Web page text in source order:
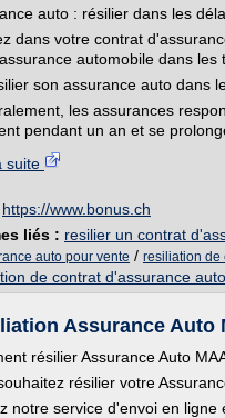
auto : résilier dans les
dans votre contrat
automobile dans les
son assurance auto dans
les assurances
pendant un an et se
suite
https://www.bonus.ch
liés : resilier un contrat
auto pour vente / resiliation de
de contrat d'assurance auto
Assurance Auto
résilier Assurance Auto
résilier votre
notre service d'envoi en ligne